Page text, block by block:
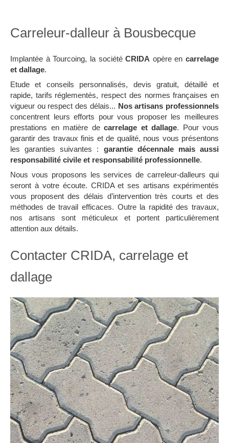
Carreleur-dalleur à Bousbecque
Implantée à Tourcoing, la sociétéCRIDA opère en carrelage
et dallage.
Etude et conseils personnalisés, devis gratuit, détaillé et
rapide, tarifs réglementés, respect des normes françaises en
vigueur ou respect des délais... Nos artisans professionnels
concentrent leurs efforts pour vous proposer les meilleures
prestations en matière de carrelage et dallage. Pour vous
garantir des travaux finis et de qualité, nous vous présentons
les garanties suivantes : garantie décennale mais aussi
responsabilité civile et responsabilité professionnelle.
Nous vous proposons les services de carreleur-dalleurs qui
seront à votre écoute. CRIDA et ses artisans expérimentés
vous proposent des délais d’intervention très courts et des
méthodes de travail efficaces. Outre la rapidité des travaux,
nos artisans sont méticuleux et portent particulièrement
attention aux détails.
Contacter CRIDA, carrelage et
dallage